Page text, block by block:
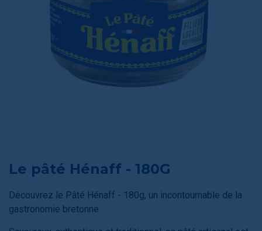
Le pâté Hénaff - 180G
Découvrez le Pâté Hénaff - 180g, un incontournable de la
gastronomie bretonne.